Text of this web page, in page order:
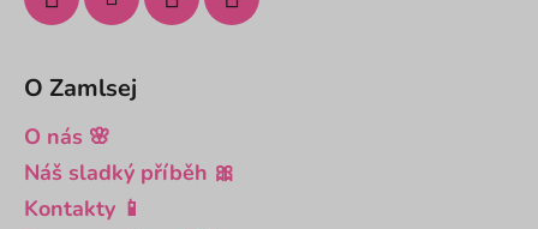
O Zamlsej
O nás 🌸
Náš sladký příběh 🎀
Kontakty 📱